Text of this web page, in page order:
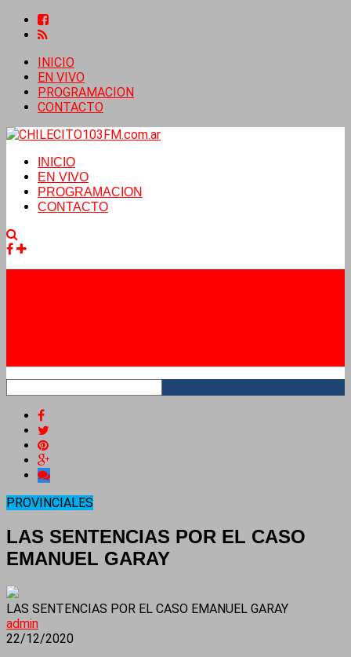
INICIO
EN VIVO
PROGRAMACION
CONTACTO
INICIO
EN VIVO
PROGRAMACION
CONTACTO
PROVINCIALES
LAS SENTENCIAS POR EL CASO
EMANUEL GARAY
LAS SENTENCIAS POR EL CASO EMANUEL GARAY
admin
22/12/2020